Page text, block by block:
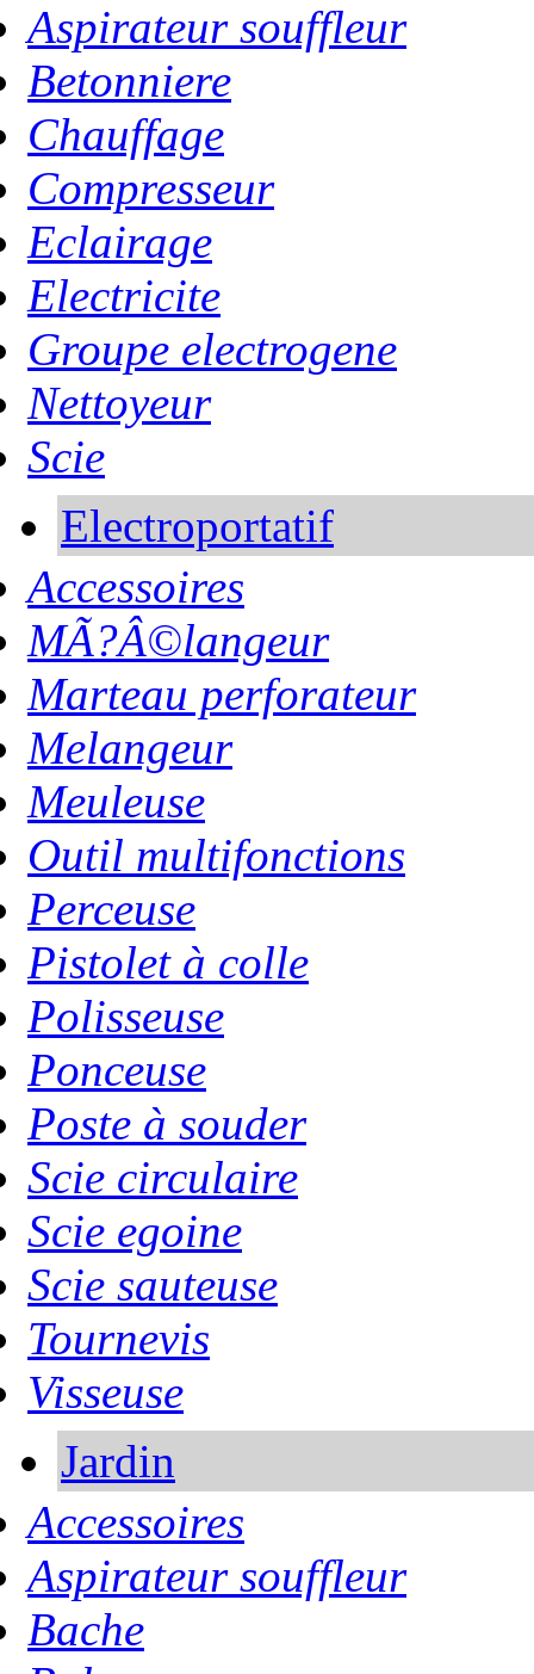
Aspirateur souffleur
Betonniere
Chauffage
Compresseur
Eclairage
Electricite
Groupe electrogene
Nettoyeur
Scie
Electroportatif
Accessoires
MÃ?Â©langeur
Marteau perforateur
Melangeur
Meuleuse
Outil multifonctions
Perceuse
Pistolet à colle
Polisseuse
Ponceuse
Poste à souder
Scie circulaire
Scie egoine
Scie sauteuse
Tournevis
Visseuse
Jardin
Accessoires
Aspirateur souffleur
Bache